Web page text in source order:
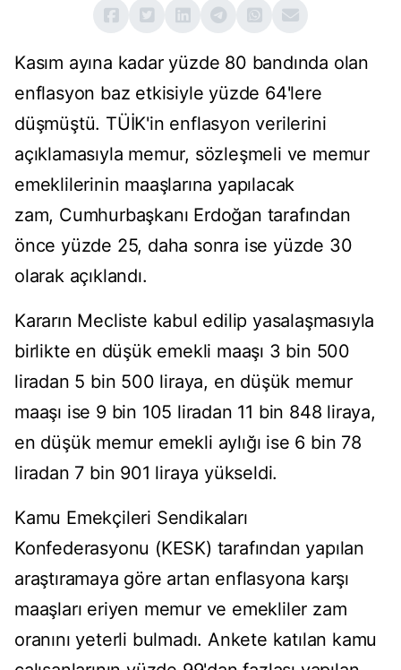
Kasım ayına kadar yüzde 80 bandında olan
enflasyon baz etkisiyle yüzde 64'lere
düşmüştü. TÜİK'in enflasyon verilerini
açıklamasıyla memur, sözleşmeli ve memur
emeklilerinin maaşlarına yapılacak
zam, Cumhurbaşkanı Erdoğan tarafından
önce yüzde 25, daha sonra ise yüzde 30
olarak açıklandı.
Kararın Mecliste kabul edilip yasalaşmasıyla
birlikte en düşük emekli maaşı 3 bin 500
liradan 5 bin 500 liraya, en düşük memur
maaşı ise 9 bin 105 liradan 11 bin 848 liraya,
en düşük memur emekli aylığı ise 6 bin 78
liradan 7 bin 901 liraya yükseldi.
Kamu Emekçileri Sendikaları
Konfederasyonu (KESK) tarafından yapılan
araştıramaya göre artan enflasyona karşı
maaşları eriyen memur ve emekliler zam
oranını yeterli bulmadı. Ankete katılan kamu